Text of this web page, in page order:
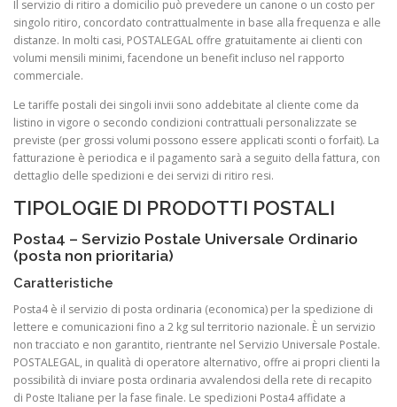
Il servizio di ritiro a domicilio può prevedere un canone o un costo per
singolo ritiro, concordato contrattualmente in base alla frequenza e alle
distanze. In molti casi, POSTALEGAL offre gratuitamente ai clienti con
volumi mensili minimi, facendone un benefit incluso nel rapporto
commerciale.
Le tariffe postali dei singoli invii sono addebitate al cliente come da
listino in vigore o secondo condizioni contrattuali personalizzate se
previste (per grossi volumi possono essere applicati sconti o forfait). La
fatturazione è periodica e il pagamento sarà a seguito della fattura, con
dettaglio delle spedizioni e dei servizi di ritiro resi.
TIPOLOGIE DI PRODOTTI POSTALI
Posta4 – Servizio Postale Universale Ordinario
(posta non prioritaria)
Caratteristiche
Posta4 è il servizio di posta ordinaria (economica) per la spedizione di
lettere e comunicazioni fino a 2 kg sul territorio nazionale. È un servizio
non tracciato e non garantito, rientrante nel Servizio Universale Postale.
POSTALEGAL, in qualità di operatore alternativo, offre ai propri clienti la
possibilità di inviare posta ordinaria avvalendosi della rete di recapito
di Poste Italiane per la fase finale. Le spedizioni Posta4 affidate a